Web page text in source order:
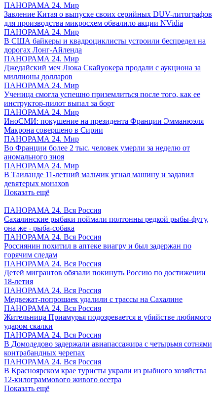
ПАНОРАМА 24. Мир
Завление Китая о выпуске своих серийных DUV-литографов
для производства микросхем обвалило акции NVidia
ПАНОРАМА 24. Мир
В США байкеры и квадроциклисты устроили беспредел на
дорогах Лонг-Айленда
ПАНОРАМА 24. Мир
Джедайский меч Люка Скайуокера продали с аукциона за
миллионы долларов
ПАНОРАМА 24. Мир
Ученица смогла успешно приземлиться после того, как ее
инструктор-пилот выпал за борт
ПАНОРАМА 24. Мир
ИноСМИ: покушение на президента Франции Эмманюэля
Макрона совершено в Сирии
ПАНОРАМА 24. Мир
Во Франции более 2 тыс. человек умерли за неделю от
аномального зноя
ПАНОРАМА 24. Мир
В Таиланде 11-летний мальчик угнал машину и задавил
девятерых монахов
Показать ещё
ПАНОРАМА 24. Вся Россия
Сахалинские рыбаки поймали полтонны редкой рыбы-фугу,
она же - рыба-собака
ПАНОРАМА 24. Вся Россия
Россиянин похитил в аптеке виагру и был задержан по
горячим следам
ПАНОРАМА 24. Вся Россия
Детей мигрантов обязали покинуть Россию по достижении
18-летия
ПАНОРАМА 24. Вся Россия
Медвежат-попрошаек удалили с трассы на Сахалине
ПАНОРАМА 24. Вся Россия
Жительница Приамурья подозревается в убийстве любимого
ударом скалки
ПАНОРАМА 24. Вся Россия
В Домодедово задержали авиапассажира с четырьмя сотнями
контрабандных черепах
ПАНОРАМА 24. Вся Россия
В Красноярском крае туристы украли из рыбного хозяйства
12-килограммового живого осетра
Показать ещё